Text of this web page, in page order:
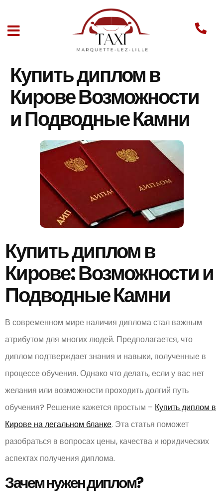
Купить диплом в
Кирове Возможности
и Подводные Камни
Купить диплом в
Кирове: Возможности и
Подводные Камни
В современном мире наличия диплома стал важным
атрибутом для многих людей. Предполагается, что
диплом подтверждает знания и навыки, полученные в
процессе обучения. Однако что делать, если у вас нет
желания или возможности проходить долгий путь
обучения? Решение кажется простым – Купить диплом в
Кирове на легальном бланке. Эта статья поможет
разобраться в вопросах цены, качества и юридических
аспектах получения диплома.
Зачем нужен диплом?